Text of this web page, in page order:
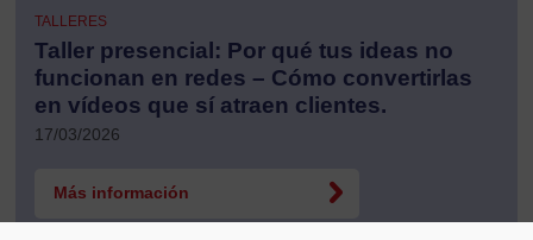
TALLERES
Taller presencial: Por qué tus ideas no
funcionan en redes – Cómo convertirlas
en vídeos que sí atraen clientes.
17/03/2026
Más información